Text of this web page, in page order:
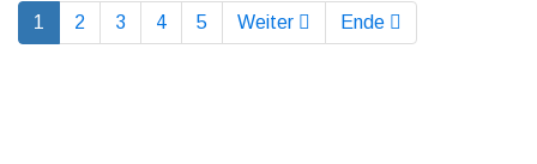
1 2 3 4 5 Weiter Ende